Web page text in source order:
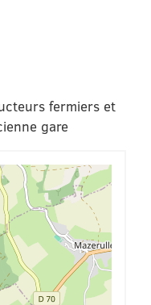
fermiers et
gare